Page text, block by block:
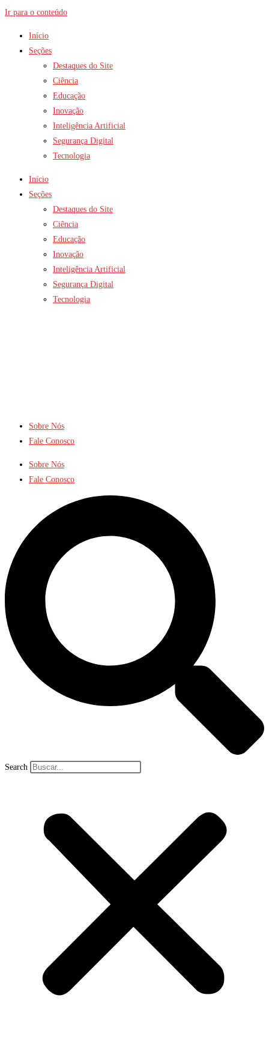
Ir para o conteúdo
Início
Seções
Destaques do Site
Ciência
Educação
Inovação
Inteligência Artificial
Segurança Digital
Tecnologia
Início
Seções
Destaques do Site
Ciência
Educação
Inovação
Inteligência Artificial
Segurança Digital
Tecnologia
Sobre Nós
Fale Conosco
Sobre Nós
Fale Conosco
Search